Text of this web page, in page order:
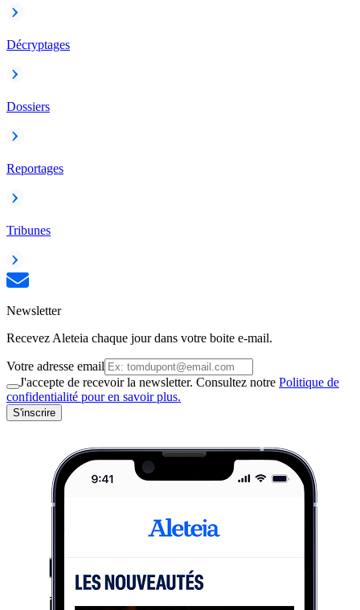
Décryptages
Dossiers
Reportages
Tribunes
Newsletter
Recevez Aleteia chaque jour dans votre boite e-mail.
Votre adresse email
J'accepte de recevoir la newsletter. Consultez notre Politique de
confidentialité pour en savoir plus.
S'inscrire